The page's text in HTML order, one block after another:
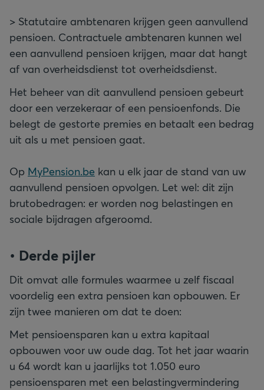
> Statutaire ambtenaren krijgen geen aanvullend
pensioen. Contractuele ambtenaren kunnen wel
een aanvullend pensioen krijgen, maar dat hangt
af van overheidsdienst tot overheidsdienst.
Het beheer van dit aanvullend pensioen gebeurt
door een verzekeraar of een pensioenfonds. Die
belegt de gestorte premies en betaalt een bedrag
uit als u met pensioen gaat.
Op MyPension.be kan u elk jaar de stand van uw
aanvullend pensioen opvolgen. Let wel: dit zijn
brutobedragen: er worden nog belastingen en
sociale bijdragen afgeroomd.
• Derde pijler
Dit omvat alle formules waarmee u zelf fiscaal
voordelig een extra pensioen kan opbouwen. Er
zijn twee manieren om dat te doen:
Met pensioensparen kan u extra kapitaal
opbouwen voor uw oude dag. Tot het jaar waarin
u 64 wordt kan u jaarlijks tot 1.050 euro
pensioensparen met een belastingvermindering